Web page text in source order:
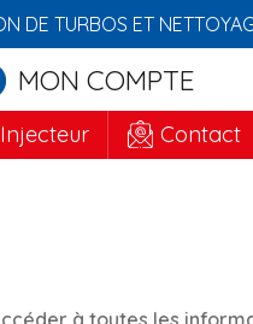
DE TURBOS ET
MON COMPTE
Injecteur Contact
à toutes les